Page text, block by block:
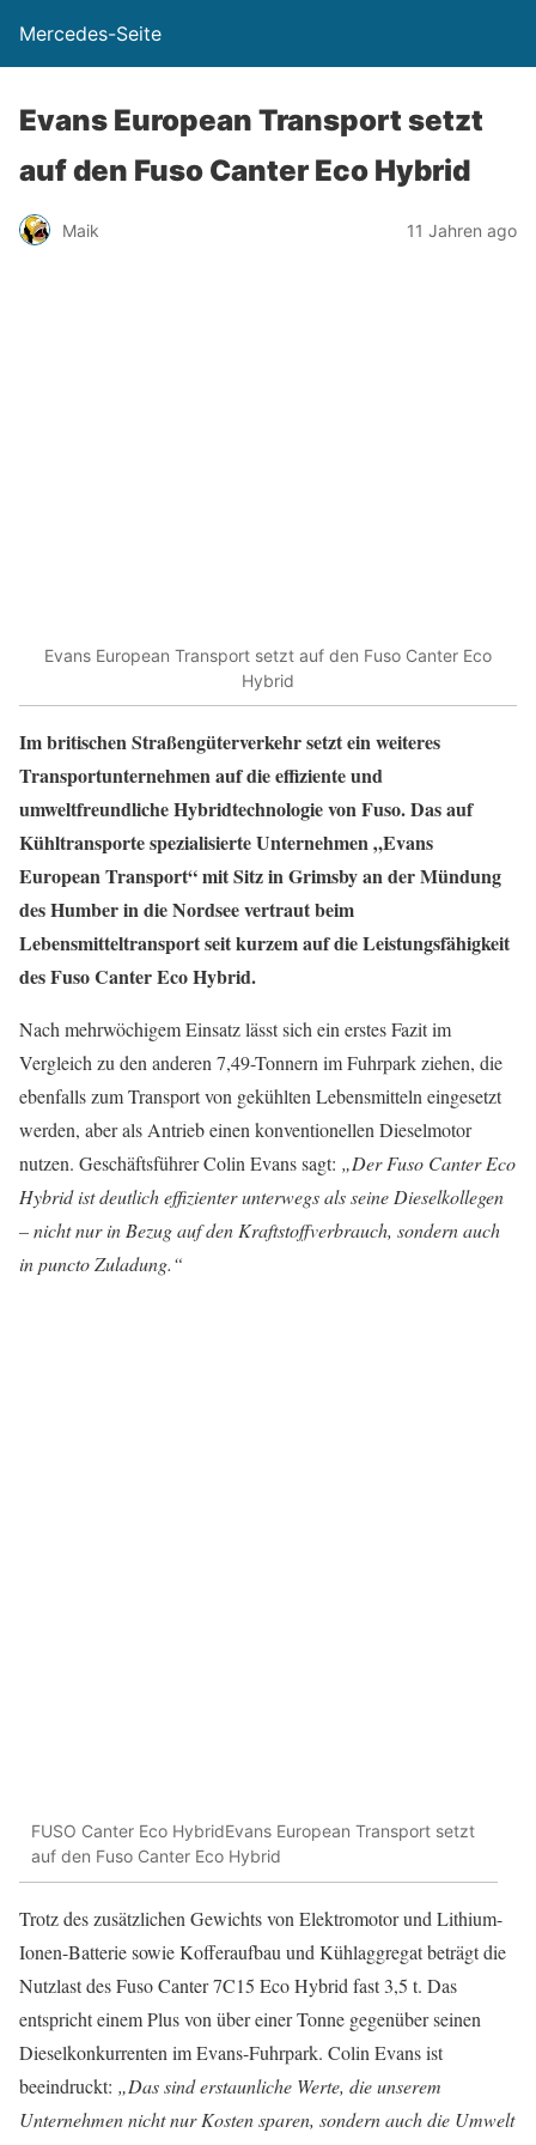
Mercedes-Seite
Evans European Transport setzt
auf den Fuso Canter Eco Hybrid
Maik 11 Jahren ago
Evans European Transport setzt auf den Fuso Canter Eco
Hybrid
Im britischen Straßengüterverkehr setzt ein weiteres
Transportunternehmen auf die effiziente und
umweltfreundliche Hybridtechnologie von Fuso. Das auf
Kühltransporte spezialisierte Unternehmen „Evans
European Transport“ mit Sitz in Grimsby an der Mündung
des Humber in die Nordsee vertraut beim
Lebensmitteltransport seit kurzem auf die Leistungsfähigkeit
des Fuso Canter Eco Hybrid.
Nach mehrwöchigem Einsatz lässt sich ein erstes Fazit im
Vergleich zu den anderen 7,49-Tonnern im Fuhrpark ziehen, die
ebenfalls zum Transport von gekühlten Lebensmitteln eingesetzt
werden, aber als Antrieb einen konventionellen Dieselmotor
nutzen. Geschäftsführer Colin Evans sagt: „Der Fuso Canter Eco
Hybrid ist deutlich effizienter unter­wegs als seine Dieselkollegen
– nicht nur in Bezug auf den Kraftstoff­verbrauch, sondern auch
in puncto Zuladung.“
FUSO Canter Eco HybridEvans European Transport setzt
auf den Fuso Canter Eco Hybrid
Trotz des zusätzlichen Gewichts von Elektromotor und Lithium-
Ionen-Batterie sowie Kofferaufbau und Kühlaggregat beträgt die
Nutzlast des Fuso Canter 7C15 Eco Hybrid fast 3,5 t. Das
entspricht einem Plus von über einer Tonne gegenüber seinen
Dieselkonkurrenten im Evans-Fuhrpark. Colin Evans ist
beeindruckt: „Das sind erstaunliche Werte, die unserem
Unternehmen nicht nur Kosten sparen, sondern auch die Umwelt